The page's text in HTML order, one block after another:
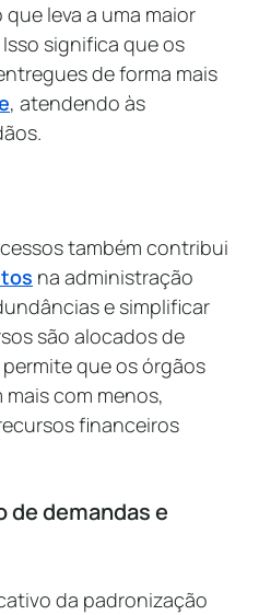
leva a uma maior
significa que os
de forma mais
, atendendo às
também contribui
na administração
e simplificar
são alocados de
que os órgãos
com menos,
financeiros
de demandas e
da padronização